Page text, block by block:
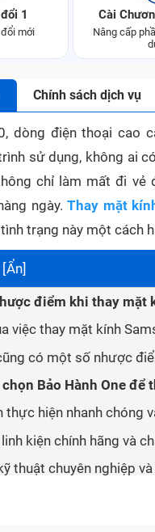
1
đổi mới
Cài
Nâng cấp
Chính sách dịch vụ
dòng điện thoại cao
sử dụng, không ai
chỉ làm mất đi
ngày.Thay mặt
trạng này một cách
[Ẩn]
điểm khi thay mặt
việc thay mặt kính
có một số nhược
Bảo Hành One
thực hiện nhanh chóng
kiện chính hãng và
thuật chuyên nghiệp